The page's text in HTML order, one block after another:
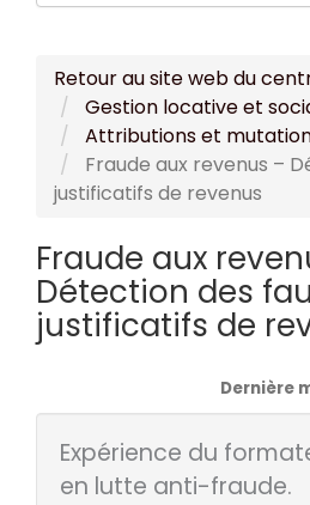
Retour au site web du
Gestion locative et
Attributions et
Fraude aux revenus –
justificatifs de revenus
Fraude aux
Détection des
justificatifs de
Dernière
Expérience du
en lutte anti-fraude.